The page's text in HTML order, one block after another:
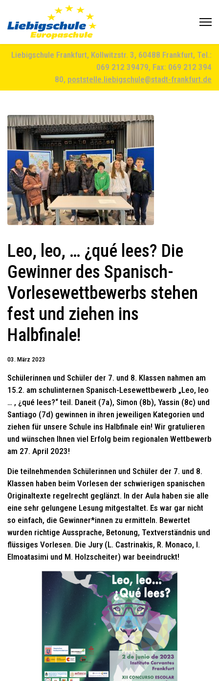
Liebigschule Frankfurt, Kollwitzstr. 3, 60488 Frankfurt, Tel.:
069 212 39479, Fax: 069 212 394
80, poststelle.liebigschule@stadt-frankfurt.de
Leo, leo, … ¿qué lees? Die
Gewinner des Spanisch-
Vorlesewettbewerbs stehen
fest und ziehen ins
Halbfinale!
03. März 2023
Schülerinnen und Schüler der 7. und 8. Klassen nahmen am
15.2. am schulinternen Spanisch-Lesewettbewerb „Leo, leo
… , ¿qué lees?“ teil. Daneit (7a), Simon (8b), Yassin (8c) und
Santiago (7d) gewinnen in ihren jeweiligen Kategorien und
ziehen für unsere Schule ins Halbfinale ein! Wir gratulieren
und wünschen Ihnen viel Erfolg beim regionalen Wettbewerb
am 27. April 2023!
Die teilnehmenden Schülerinnen und Schüler der 7. und 8.
Klassen haben beim Vorlesen der schwierigen spanischen
Originaltexte regelrecht geglänzt. In der Aula haben sie alle
eine sehr gelungene Lesung mitgestaltet. Es war gar nicht
so einfach, die Gewinner*innen zu ermitteln. Bewertet
wurden richtige Aussprache, Betonung, Textverständnis und
flüssiges Vorlesen. Die Jury (L. Castrinakis, R. Monaco, I.
Elmoatasimi und M. Holzscheiter) war beeindruckt!